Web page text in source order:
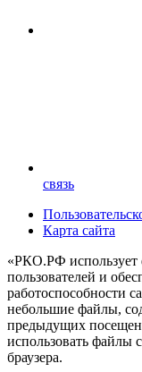
связь
Карта сайта
«РКО.РФ использует
пользователей и
работоспособности
небольшие файлы,
предыдущих
использовать файлы
браузера.